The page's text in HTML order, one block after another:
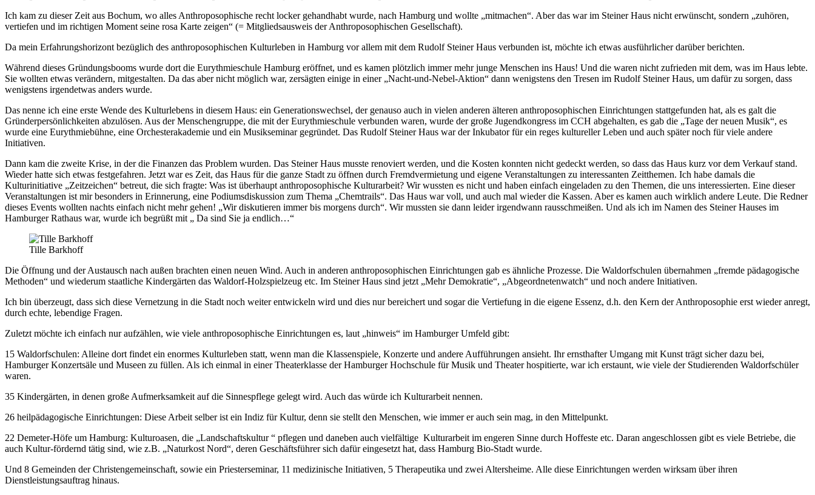
Ich kam zu dieser Zeit aus Bochum, wo alles Anthroposophische recht locker gehandhabt wurde, nach Hamburg und wollte „mitmachen“. Aber das war im Steiner Haus nicht erwünscht, sondern „zuhören,
vertiefen und im richtigen Moment seine rosa Karte zeigen“ (= Mitgliedsausweis der Anthroposophischen Gesellschaft).
Da mein Erfahrungshorizont bezüglich des anthroposophischen Kulturleben in Hamburg vor allem mit dem Rudolf Steiner Haus verbunden ist, möchte ich etwas ausführlicher darüber berichten.
Während dieses Gründungsbooms wurde dort die Eurythmieschule Hamburg eröffnet, und es kamen plötzlich immer mehr junge Menschen ins Haus! Und die waren nicht zufrieden mit dem, was im Haus lebte.
Sie wollten etwas verändern, mitgestalten. Da das aber nicht möglich war, zersägten einige in einer „Nacht-und-Nebel-Aktion“ dann wenigstens den Tresen im Rudolf Steiner Haus, um dafür zu sorgen, dass
wenigstens irgendetwas anders wurde.
Das nenne ich eine erste Wende des Kulturlebens in diesem Haus: ein Generationswechsel, der genauso auch in vielen anderen älteren anthroposophischen Einrichtungen stattgefunden hat, als es galt die
Gründerpersönlichkeiten abzulösen. Aus der Menschengruppe, die mit der Eurythmieschule verbunden waren, wurde der große Jugendkongress im CCH abgehalten, es gab die „Tage der neuen Musik“, es
wurde eine Eurythmiebühne, eine Orchesterakademie und ein Musikseminar gegründet. Das Rudolf Steiner Haus war der Inkubator für ein reges kultureller Leben und auch später noch für viele andere
Initiativen.
Dann kam die zweite Krise, in der die Finanzen das Problem wurden. Das Steiner Haus musste renoviert werden, und die Kosten konnten nicht gedeckt werden, so dass das Haus kurz vor dem Verkauf stand.
Wieder hatte sich etwas festgefahren. Jetzt war es Zeit, das Haus für die ganze Stadt zu öffnen durch Fremdvermietung und eigene Veranstaltungen zu interessanten Zeitthemen. Ich habe damals die
Kulturinitiative „Zeitzeichen“ betreut, die sich fragte: Was ist überhaupt anthroposophische Kulturarbeit? Wir wussten es nicht und haben einfach eingeladen zu den Themen, die uns interessierten. Eine dieser
Veranstaltungen ist mir besonders in Erinnerung, eine Podiumsdiskussion zum Thema „Chemtrails“. Das Haus war voll, und auch mal wieder die Kassen. Aber es kamen auch wirklich andere Leute. Die Redner
dieses Events wollten nachts einfach nicht mehr gehen! „Wir diskutieren immer bis morgens durch“. Wir mussten sie dann leider irgendwann rausschmeißen. Und als ich im Namen des Steiner Hauses im
Hamburger Rathaus war, wurde ich begrüßt mit „ Da sind Sie ja endlich…“
Tille Barkhoff
Die Öffnung und der Austausch nach außen brachten einen neuen Wind. Auch in anderen anthroposophischen Einrichtungen gab es ähnliche Prozesse. Die Waldorfschulen übernahmen „fremde pädagogische
Methoden“ und wiederum staatliche Kindergärten das Waldorf-Holzspielzeug etc. Im Steiner Haus sind jetzt „Mehr Demokratie“, „Abgeordnetenwatch“ und noch andere Initiativen.
Ich bin überzeugt, dass sich diese Vernetzung in die Stadt noch weiter entwickeln wird und dies nur bereichert und sogar die Vertiefung in die eigene Essenz, d.h. den Kern der Anthroposophie erst wieder anregt,
durch echte, lebendige Fragen.
Zuletzt möchte ich einfach nur aufzählen, wie viele anthroposophische Einrichtungen es, laut „hinweis“ im Hamburger Umfeld gibt:
15 Waldorfschulen: Alleine dort findet ein enormes Kulturleben statt, wenn man die Klassenspiele, Konzerte und andere Aufführungen ansieht. Ihr ernsthafter Umgang mit Kunst trägt sicher dazu bei,
Hamburger Konzertsäle und Museen zu füllen. Als ich einmal in einer Theaterklasse der Hamburger Hochschule für Musik und Theater hospitierte, war ich erstaunt, wie viele der Studierenden Waldorfschüler
waren.
35 Kindergärten, in denen große Aufmerksamkeit auf die Sinnespflege gelegt wird. Auch das würde ich Kulturarbeit nennen.
26 heilpädagogische Einrichtungen: Diese Arbeit selber ist ein Indiz für Kultur, denn sie stellt den Menschen, wie immer er auch sein mag, in den Mittelpunkt.
22 Demeter-Höfe um Hamburg: Kulturoasen, die „Landschaftskultur “ pflegen und daneben auch vielfältige Kulturarbeit im engeren Sinne durch Hoffeste etc. Daran angeschlossen gibt es viele Betriebe, die
auch Kultur-fördernd tätig sind, wie z.B. „Naturkost Nord“, deren Geschäftsführer sich dafür eingesetzt hat, dass Hamburg Bio-Stadt wurde.
Und 8 Gemeinden der Christengemeinschaft, sowie ein Priesterseminar, 11 medizinische Initiativen, 5 Therapeutika und zwei Altersheime. Alle diese Einrichtungen werden wirksam über ihren
Dienstleistungsauftrag hinaus.